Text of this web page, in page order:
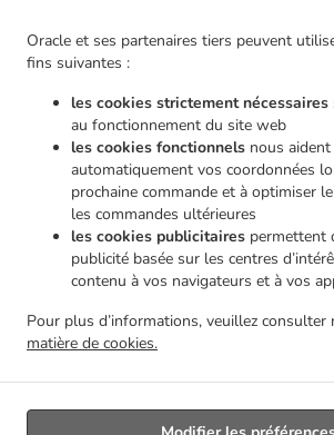
Oracle et ses partenaires tiers peuvent
fins suivantes :
les cookies strictement nécessaires
au fonctionnement du site web
les cookies fonctionnels nous
automatiquement vos coordonnées
prochaine commande et à optimiser
les commandes ultérieures
les cookies publicitaires permettent
publicité basée sur les centres
contenu à vos navigateurs et à vos
Pour plus d’informations, veuillez consulter
matière de cookies.
livraison Chapelle-lez-Herlaimont
. Pizza Service de livraison Montigny-
Pizza Service de livraison Montigny-le-Tilleul
Pizza Service
Service de livraison Leval Leval-Trahegnies . Pizza Service de
de livraison Courcelles Souvret . Pizza Service de livraison
Pizza Service de livraison La Louvière
Pizza Service de
. Pizza Service de livraison Erquelinnes . Pizza
Pizza Service de livraison Ham-sur-Heure-Nalinnes Marbaix